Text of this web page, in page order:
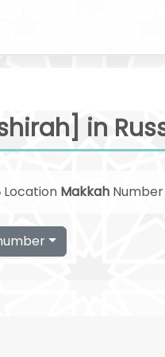
in
Location Makkah Number